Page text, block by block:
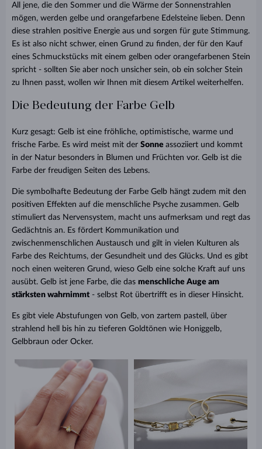
All jene, die den Sommer und die Wärme der Sonnenstrahlen
mögen, werden gelbe und orangefarbene Edelsteine lieben. Denn
diese strahlen positive Energie aus und sorgen für gute Stimmung.
Es ist also nicht schwer, einen Grund zu finden, der für den Kauf
eines Schmuckstücks mit einem gelben oder orangefarbenen Stein
spricht - sollten Sie aber noch unsicher sein, ob ein solcher Stein
zu Ihnen passt, wollen wir Ihnen mit diesem Artikel weiterhelfen.
Die Bedeutung der Farbe Gelb
Kurz gesagt: Gelb ist eine fröhliche, optimistische, warme und
frische Farbe. Es wird meist mit der Sonne assoziiert und kommt
in der Natur besonders in Blumen und Früchten vor. Gelb ist die
Farbe der freudigen Seiten des Lebens.
Die symbolhafte Bedeutung der Farbe Gelb hängt zudem mit den
positiven Effekten auf die menschliche Psyche zusammen. Gelb
stimuliert das Nervensystem, macht uns aufmerksam und regt das
Gedächtnis an. Es fördert Kommunikation und
zwischenmenschlichen Austausch und gilt in vielen Kulturen als
Farbe des Reichtums, der Gesundheit und des Glücks. Und es gibt
noch einen weiteren Grund, wieso Gelb eine solche Kraft auf uns
ausübt. Gelb ist jene Farbe, die das menschliche Auge am
stärksten wahrnimmt- selbst Rot übertrifft es in dieser Hinsicht.
Es gibt viele Abstufungen von Gelb, von zartem pastell, über
strahlend hell bis hin zu tieferen Goldtönen wie Honiggelb,
Gelbbraun oder Ocker.